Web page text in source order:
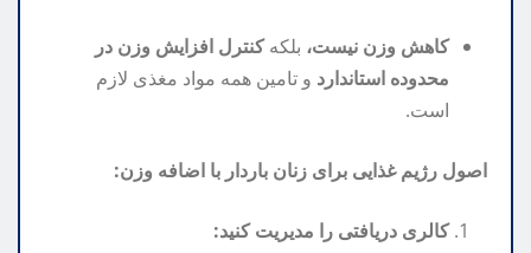
کاهش وزن نیست، بلکهکنترل افزایش وزن در
محدوده استاندارد و تامین همه مواد مغذی لازم
است.
اصول رژیم غذایی برای زنان باردار با اضافه وزن:
کالری دریافتی را مدیریت کنید: